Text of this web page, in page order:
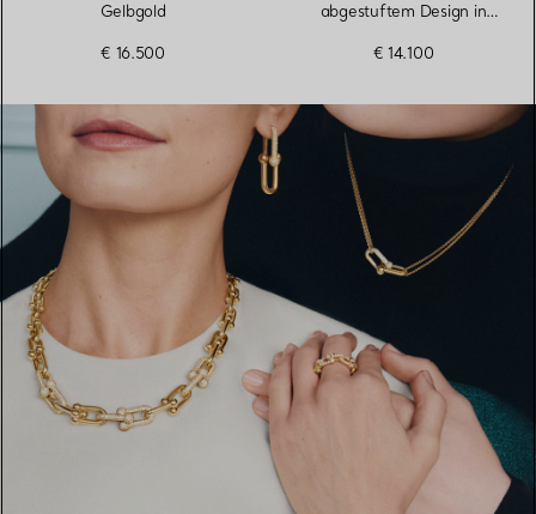
Gelbgold
€ 16.500
abgestuftem Design in
Süßwasserperlen
€ 14.100